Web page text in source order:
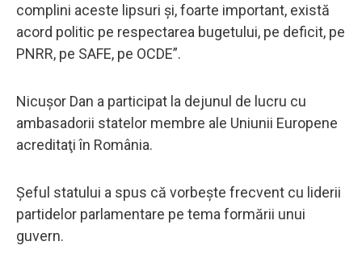
complini aceste lipsuri şi, foarte important, există
acord politic pe respectarea bugetului, pe deficit, pe
PNRR, pe SAFE, pe OCDE”.
Nicuşor Dan a participat la dejunul de lucru cu
ambasadorii statelor membre ale Uniunii Europene
acreditaţi în România.
Şeful statului a spus că vorbeşte frecvent cu liderii
partidelor parlamentare pe tema formării unui
guvern.